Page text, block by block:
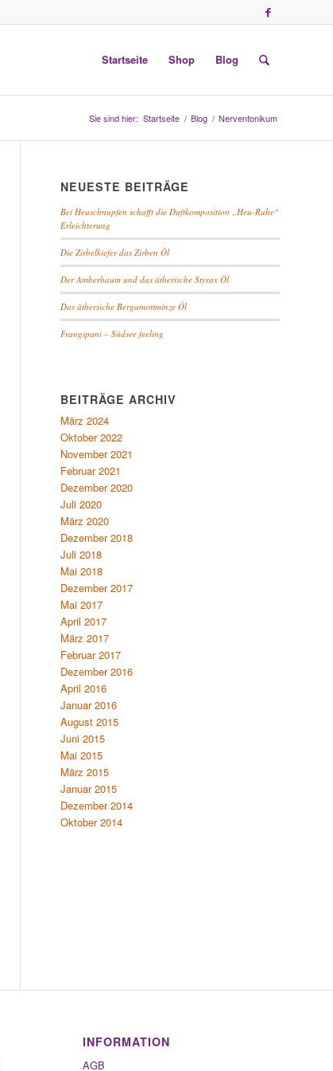
Startseite Shop Blog
Sie sind hier: Startseite / Blog / Nerventonikum
NEUESTE BEITRÄGE
Bei Heuschnupfen schafft die Duftkomposition „Heu-Ruhe“
Erleichterung
Die Zirbelkiefer das Zirben Öl
Der Amberbaum und das ätherische Styrax Öl
Das äthersiche Bergamottminze Öl
Frangipani – Südsee feeling
BEITRÄGE ARCHIV
März 2024
Oktober 2022
November 2021
Februar 2021
Dezember 2020
Juli 2020
März 2020
Dezember 2018
Juli 2018
Mai 2018
Dezember 2017
Mai 2017
April 2017
März 2017
Februar 2017
Dezember 2016
April 2016
Januar 2016
August 2015
Juni 2015
Mai 2015
März 2015
Januar 2015
Dezember 2014
Oktober 2014
INFORMATION
AGB